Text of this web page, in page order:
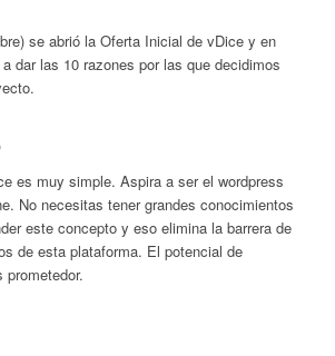
se abrió la Oferta Inicial de vDice y en
dar las 10 razones por las que decidimos
es muy simple. Aspira a ser el wordpress
No necesitas tener grandes conocimientos
este concepto y eso elimina la barrera de
de esta plataforma. El potencial de